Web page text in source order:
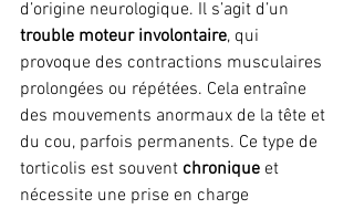
d’origine neurologique. Il s’agit d’un
trouble moteur involontaire, qui
provoque des contractions musculaires
prolongées ou répétées. Cela entraîne
des mouvements anormaux de la tête et
du cou, parfois permanents. Ce type de
torticolis est souvent chronique et
nécessite une prise en charge